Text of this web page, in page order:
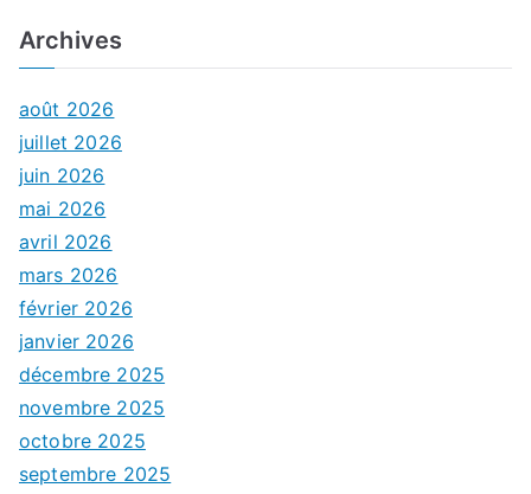
Archives
août 2026
juillet 2026
juin 2026
mai 2026
avril 2026
mars 2026
février 2026
janvier 2026
décembre 2025
novembre 2025
octobre 2025
septembre 2025